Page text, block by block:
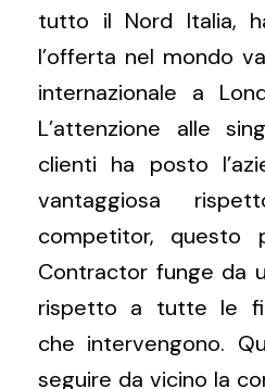
tutto il Nord Italia,
l’offerta nel mondo
internazionale a
L’attenzione alle
clienti ha posto
vantaggiosa
competitor, questo
Contractor funge da
rispetto a tutte le
che intervengono.
seguire da vicino la